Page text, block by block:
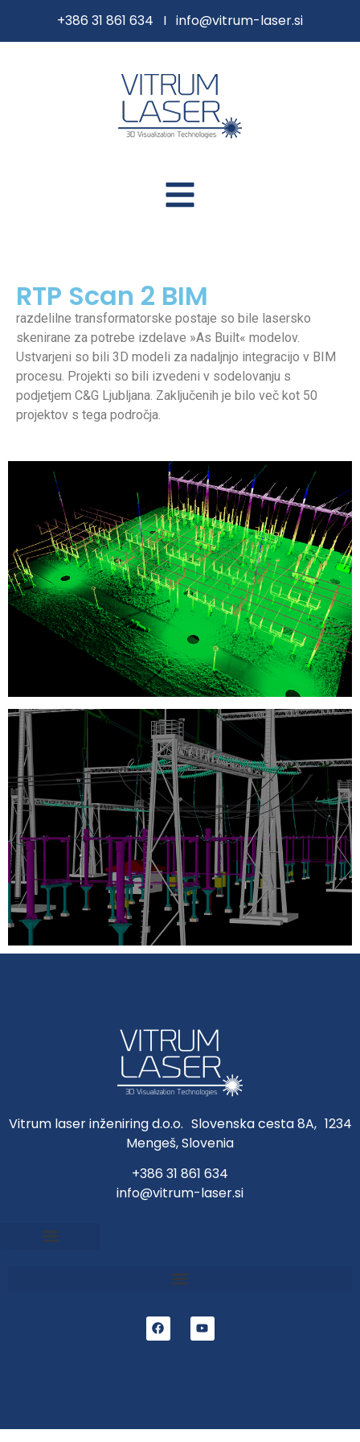
+386 31 861 634 I info@vitrum-laser.si
RTP Scan 2 BIM
razdelilne transformatorske postaje so bile lasersko
skenirane za potrebe izdelave »As Built« modelov.
Ustvarjeni so bili 3D modeli za nadaljnjo integracijo v BIM
procesu. Projekti so bili izvedeni v sodelovanju s
podjetjem C&G Ljubljana. Zaključenih je bilo več kot 50
projektov s tega področja.
Vitrum laser inženiring d.o.o. Slovenska cesta 8A, 1234
Mengeš, Slovenia
+386 31 861 634
info@vitrum-laser.si